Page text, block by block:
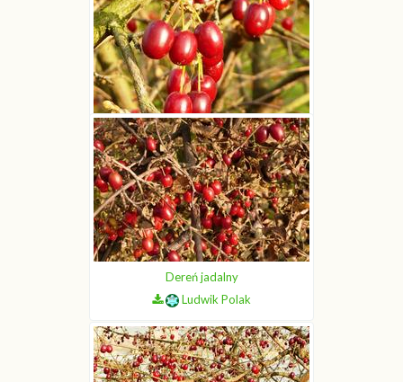
Dereń jadalny
Ludwik Polak
Dereń jadalny
Ludwik Polak
Dereń jadalny
Ludwik Polak